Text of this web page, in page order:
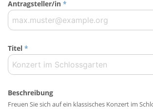
Antragsteller/in *
Titel *
Beschreibung
Freuen Sie sich auf ein klassisches Konzert im